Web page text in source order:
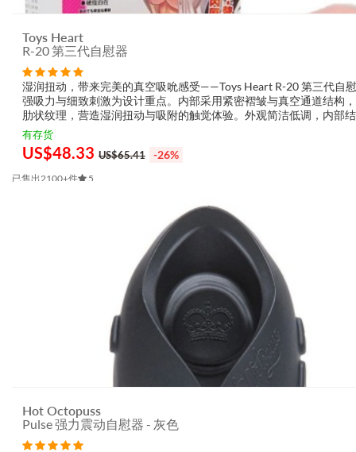
Toys Heart
R-20 第三代自慰器
湿润扭动，带来完美的真空吸吮感受——Toys Heart R-20 第三代自
强吸力与细致刺激为设计重点。内部采用紧密褶皱与真空通道结构
肋状纹理，营造湿润扭动与吸附的触觉体验。外观简洁低调，内部
吸力与摩擦感；本代为 R-20 系列中吸力最强者，较第一代有明显提
品诉...
有存货
US$48.33 US$65.41 -26%
已售出2100+件 5
Hot Octopuss
Pulse 强力震动自慰器 - 灰色